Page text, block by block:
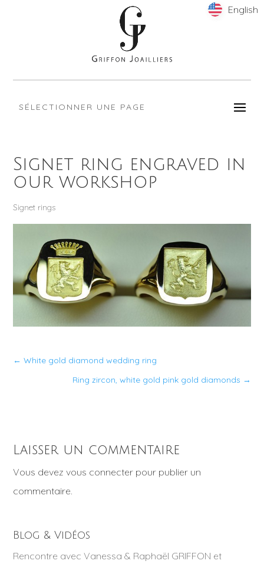
SÉLECTIONNER UNE PAGE
Signet ring engraved in
our workshop
Signet rings
← White gold diamond wedding ring
Ring zircon, white gold pink gold diamonds →
Laisser un commentaire
Vous devezvous connecter pour publier un
commentaire.
Blog & Vidéos
Rencontre avec Vanessa & Raphaël GRIFFON et
English
English